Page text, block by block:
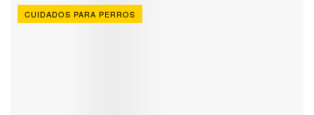
CUIDADOS PARA PERROS